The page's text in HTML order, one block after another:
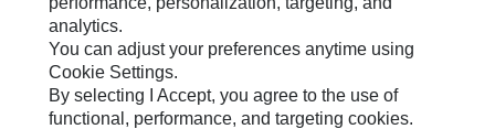
Caterpillar.com
Связаться С Caterpillar
Карта Сайта
analytics.
You can adjust your preferences anytime using
Cookie Settings.
By selecting I Accept, you agree to the use of
functional, performance, and targeting cookies.